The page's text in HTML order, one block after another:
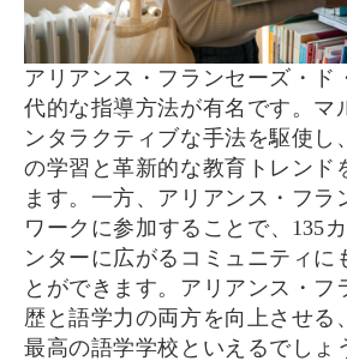
アリアンス・フランセーズ・ド
代的な指導方法が有名です。マ
ンタラクティブな手法を駆使し
の学習と革新的な教育トレンド
ます。一方、アリアンス・フラ
ワークに参加することで、135
ンターに広がるコミュニティに
とができます。アリアンス・フ
歴と語学力の両方を向上させる
最高の語学学校といえるでしょ